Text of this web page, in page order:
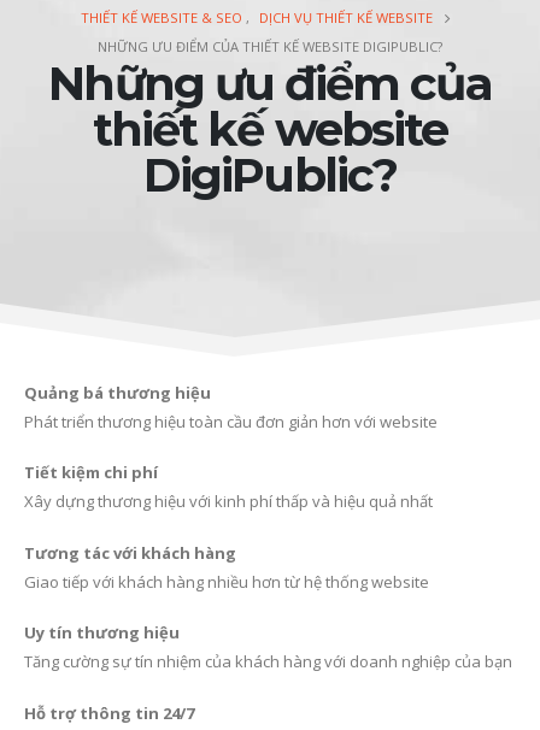
THIẾT KẾ WEBSITE & SEO ,
DỊCH VỤ THIẾT KẾ WEBSITE
NHỮNG ƯU ĐIỂM CỦA THIẾT KẾ WEBSITE DIGIPUBLIC?
Những ưu điểm của
thiết kế website
DigiPublic?
Quảng bá thương hiệu
Phát triển thương hiệu toàn cầu đơn giản hơn với website
Tiết kiệm chi phí
Xây dựng thương hiệu với kinh phí thấp và hiệu quả nhất
Tương tác với khách hàng
Giao tiếp với khách hàng nhiều hơn từ hệ thống website
Uy tín thương hiệu
Tăng cường sự tín nhiệm của khách hàng với doanh nghiệp của bạn
Hỗ trợ thông tin 24/7